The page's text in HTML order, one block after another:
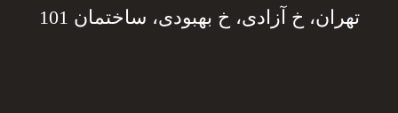
تهران، خ آزادی، خ بهبودی، ساختمان 101